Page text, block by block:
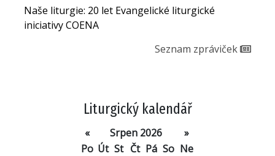
Naše liturgie: 20 let Evangelické liturgické
iniciativy COENA
Seznam zpráviček
Liturgický kalendář
« Srpen 2026
»
Po Út St Čt Pá So Ne